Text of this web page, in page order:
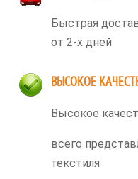
Быстрая
от 2-х дней
ВЫСОКОЕ
Высокое
всего
текстиля